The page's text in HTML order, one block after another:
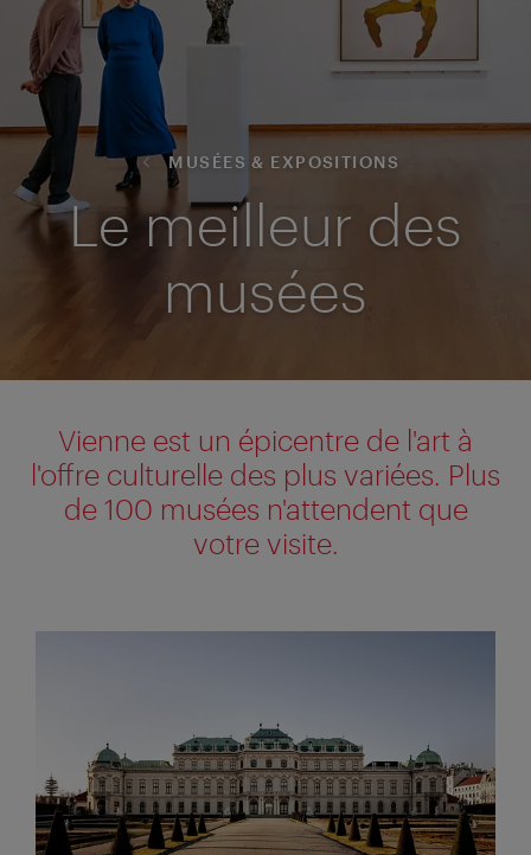
MUSÉES & EXPOSITIONS
Le meilleur des
musées
Vienne est un épicentre de l'art à
l'offre culturelle des plus variées. Plus
de 100 musées n'attendent que
votre visite.